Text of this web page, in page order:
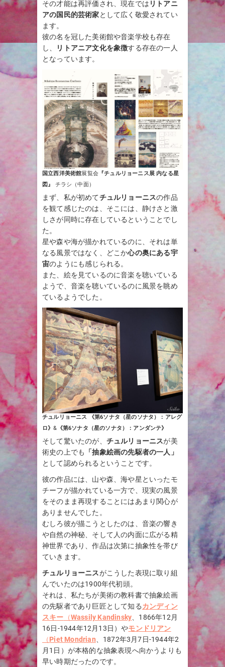
その才能は再評価され、現在では リトアニ
アの国民的芸術家として広く敬愛されてい
ます。
彼の名を冠した美術館や音楽学校も存在
し、
リトアニア文化を象徴する存在の一人
となっています。
国立西洋美術館展覧会 『チュルリョーニス展 内なる星
図』
チラシ（中面）
まず、私が初めてチュルリョーニスの作品
を観て感じたのは、そこには、静けさと激
しさが同時に存在しているということでし
た。
星や森や海が描かれているのに、それは単
なる風景ではなく、どこか心の奥にある宇
宙のようにも感じられる。
また、絵を見ているのに音楽を聴いている
ようで、音楽を聴いているのに風景を眺め
ているようでした。
チュルリョーニス
《第6ソナタ（星のソナタ）：アレグ
ロ》& 《第6ソナタ（星のソナタ）：アンダンテ》
そして驚いたのが、 チュルリョーニスが美
術史の上でも
「抽象絵画の先駆者の一人」
として認められるということです。
彼の作品には、山や森、海や星といったモ
チーフが描かれている一方で、現実の風景
をそのまま再現することにはあまり関心が
ありませんでした。
むしろ彼が描こうとしたのは、音楽の響き
や自然の神秘、そして人の内面に広がる精
神世界であり、作品は次第に抽象性を帯び
ていきます。
チュルリョーニスがこうした表現に取り組
んでいたのは1900年代初頭。
それは、私たちが美術の教科書で抽象絵画
の先駆者であり巨匠として知る カンディン
スキー （Wassily Kandinsky 、1866年12月
16日-1944年12月13日）やモンドリアン
（Piet Mondrian 、1872年3月7日-1944年2
月1日）が本格的な抽象表現へ向かうよりも
早い時期だったのです。